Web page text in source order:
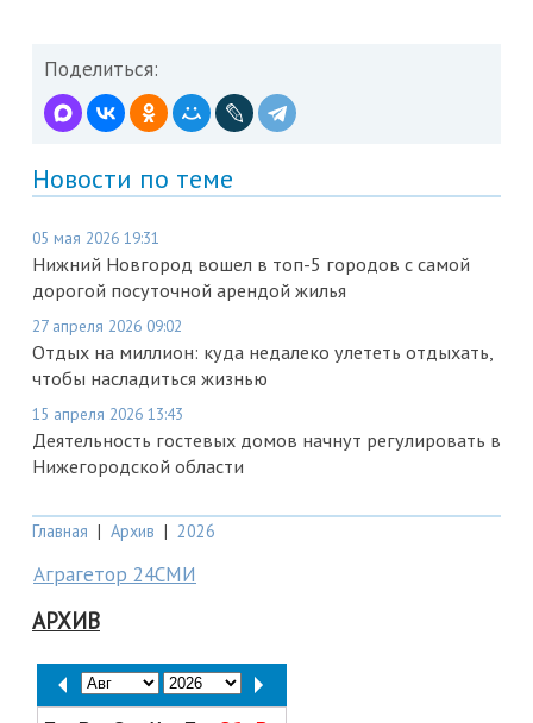
Поделиться:
Новости по теме
05 мая 2026 19:31
Нижний Новгород вошел в топ-5 городов с самой
дорогой посуточной арендой жилья
27 апреля 2026 09:02
Отдых на миллион: куда недалеко улететь отдыхать,
чтобы насладиться жизнью
15 апреля 2026 13:43
Деятельность гостевых домов начнут регулировать в
Нижегородской области
Главная | Архив | 2026
Аграгетор 24СМИ
АРХИВ